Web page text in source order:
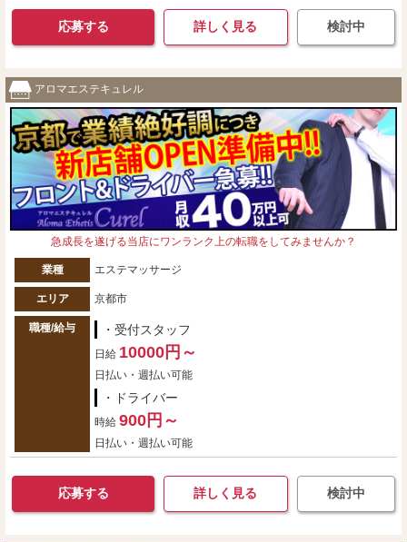
応募する 詳しく見る 検討中
アロマエステキュレル
急成長を遂げる当店にワンランク上の転職をしてみませんか？
業種 エステマッサージ
エリア 京都市
職種/給与 ・受付スタッフ
日給 10000円～
日払い・週払い可能
・ドライバー
時給 900円～
日払い・週払い可能
応募する 詳しく見る 検討中